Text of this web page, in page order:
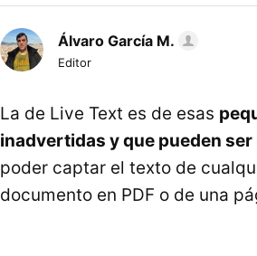
Álvaro García M.
Editor
La de Live Text es de esas
inadvertidas y que pueden
poder captar el texto de
documento en PDF o de una